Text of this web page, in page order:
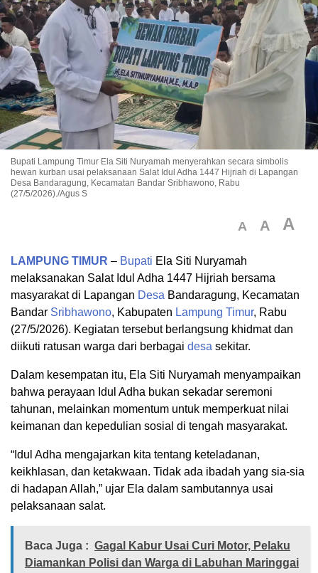
Bupati Lampung Timur Ela Siti Nuryamah menyerahkan secara simbolis
hewan kurban usai pelaksanaan Salat Idul Adha 1447 Hijriah di Lapangan
Desa Bandaragung, Kecamatan Bandar Sribhawono, Rabu
(27/5/2026)./Agus S
A A A
LAMPUNG TIMUR – Bupati Ela Siti Nuryamah
melaksanakan Salat Idul Adha 1447 Hijriah bersama
masyarakat di Lapangan Desa Bandaragung, Kecamatan
Bandar Sribhawono, Kabupaten Lampung Timur, Rabu
(27/5/2026). Kegiatan tersebut berlangsung khidmat dan
diikuti ratusan warga dari berbagai desa sekitar.
Dalam kesempatan itu, Ela Siti Nuryamah menyampaikan
bahwa perayaan Idul Adha bukan sekadar seremoni
tahunan, melainkan momentum untuk memperkuat nilai
keimanan dan kepedulian sosial di tengah masyarakat.
“Idul Adha mengajarkan kita tentang keteladanan,
keikhlasan, dan ketakwaan. Tidak ada ibadah yang sia-sia
di hadapan Allah,” ujar Ela dalam sambutannya usai
pelaksanaan salat.
Baca Juga : Gagal Kabur Usai Curi Motor, Pelaku
Diamankan Polisi dan Warga di Labuhan Maringgai